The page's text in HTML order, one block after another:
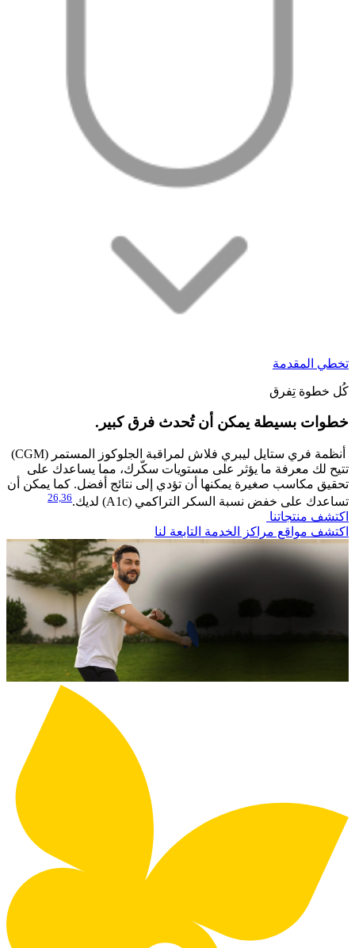
تخطي المقدمة
كُل خطوة تِفرق
خطوات بسيطة يمكن أن تُحدث فرق كبير.​
أنظمة فري ستايل ليبري فلاش لمراقبة الجلوكوز المستمر (CGM)
تتيح لك معرفة ما يؤثر على مستويات سكّرك، مما يساعدك على
تحقيق مكاسب صغيرة يمكنها أن تؤدي إلى نتائج أفضل. كما يمكن أن
تساعدك على خفض نسبة السكر التراكمي (A1c) لديك.
26, 36
اكتشف منتجاتنا
اكتشف مواقع مراكز الخدمة التابعة لنا​